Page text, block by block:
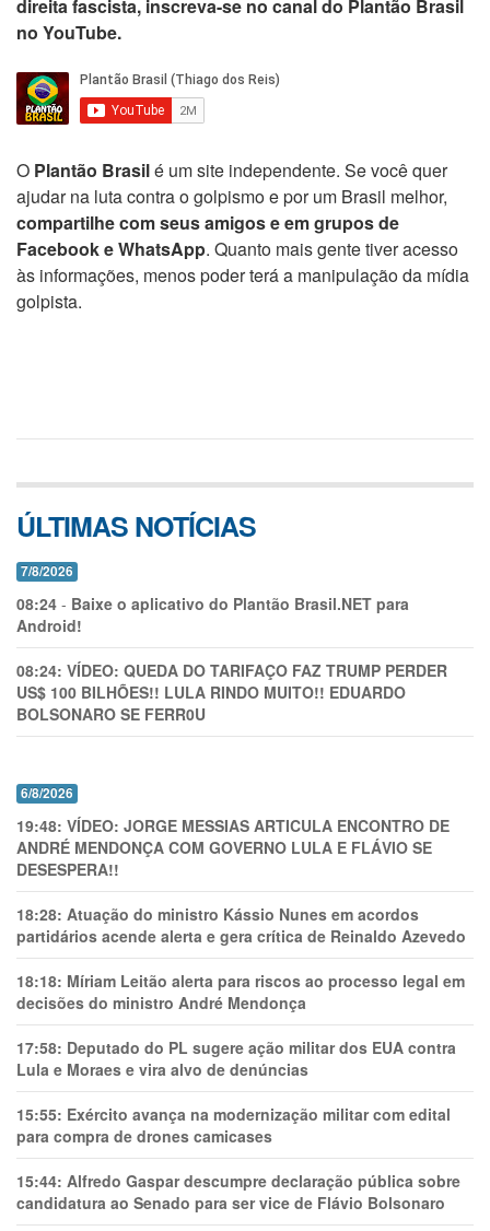
direita fascista, inscreva-se no canal do Plantão Brasil
no YouTube.
O Plantão Brasilé um site independente. Se você quer
ajudar na luta contra o golpismo e por um Brasil melhor,
compartilhe com seus amigos e em grupos de
Facebook e WhatsApp. Quanto mais gente tiver acesso
às informações, menos poder terá a manipulação da mídia
golpista.
ÚLTIMAS NOTÍCIAS
7/8/2026
08:24 - Baixe o aplicativo do Plantão Brasil.NET para
Android!
08:24: VÍDEO: QUEDA DO TARIFAÇO FAZ TRUMP PERDER
US$ 100 BILHÕES!! LULA RINDO MUITO!! EDUARDO
BOLSONARO SE FERR0U
6/8/2026
19:48: VÍDEO: JORGE MESSIAS ARTICULA ENCONTRO DE
ANDRÉ MENDONÇA COM GOVERNO LULA E FLÁVIO SE
DESESPERA!!
18:28: Atuação do ministro Kássio Nunes em acordos
partidários acende alerta e gera crítica de Reinaldo Azevedo
18:18: Míriam Leitão alerta para riscos ao processo legal em
decisões do ministro André Mendonça
17:58: Deputado do PL sugere ação militar dos EUA contra
Lula e Moraes e vira alvo de denúncias
15:55: Exército avança na modernização militar com edital
para compra de drones camicases
15:44: Alfredo Gaspar descumpre declaração pública sobre
candidatura ao Senado para ser vice de Flávio Bolsonaro